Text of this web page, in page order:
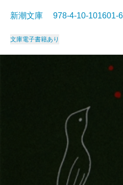
新潮文庫 978-4-10-
文庫電子書籍あり